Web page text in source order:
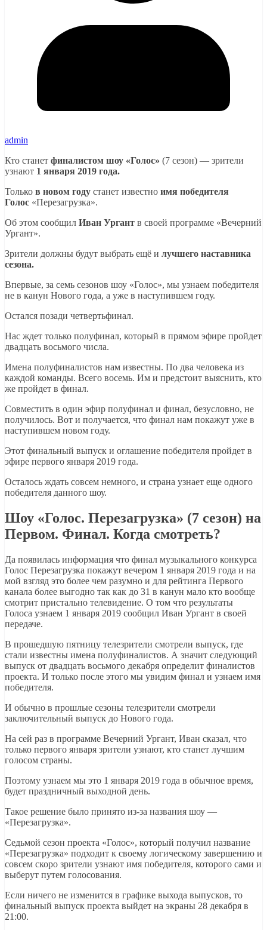
admin
Кто станет финалистом шоу «Голос» (7 сезон) — зрители
узнают 1 января 2019 года.
Только в новом году станет известно имя победителя
Голос «Перезагрузка».
Об этом сообщил Иван Ургант в своей программе «Вечерний
Ургант».
Зрители должны будут выбрать ещё и лучшего наставника
сезона.
Впервые, за семь сезонов шоу «Голос», мы узнаем победителя
не в канун Нового года, а уже в наступившем году.
Остался позади четвертьфинал.
Нас ждет только полуфинал, который в прямом эфире пройдет
двадцать восьмого числа.
Имена полуфиналистов нам известны. По два человека из
каждой команды. Всего восемь. Им и предстоит выяснить, кто
же пройдет в финал.
Совместить в один эфир полуфинал и финал, безусловно, не
получилось. Вот и получается, что финал нам покажут уже в
наступившем новом году.
Этот финальный выпуск и оглашение победителя пройдет в
эфире первого января 2019 года.
Осталось ждать совсем немного, и страна узнает еще одного
победителя данного шоу.
Шоу «Голос. Перезагрузка» (7 сезон) на
Первом. Финал. Когда смотреть?
Да появилась информация что финал музыкального конкурса
Голос Перезагрузка покажут вечером 1 января 2019 года и на
мой взгляд это более чем разумно и для рейтинга Первого
канала более выгодно так как до 31 в канун мало кто вообще
смотрит пристально телевидение. О том что результаты
Голоса узнаем 1 января 2019 сообщил Иван Ургант в своей
передаче.
В прошедшую пятницу телезрители смотрели выпуск, где
стали известны имена полуфиналистов. А значит следующий
выпуск от двадцать восьмого декабря определит финалистов
проекта. И только после этого мы увидим финал и узнаем имя
победителя.
И обычно в прошлые сезоны телезрители смотрели
заключительный выпуск до Нового года.
На сей раз в программе Вечерний Ургант, Иван сказал, что
только первого января зрители узнают, кто станет лучшим
голосом страны.
Поэтому узнаем мы это 1 января 2019 года в обычное время,
будет праздничный выходной день.
Такое решение было принято из-за названия шоу —
«Перезагрузка».
Седьмой сезон проекта «Голос», который получил название
«Перезагрузка» подходит к своему логическому завершению и
совсем скоро зрители узнают имя победителя, которого сами и
выберут путем голосования.
Если ничего не изменится в графике выхода выпусков, то
финальный выпуск проекта выйдет на экраны 28 декабря в
21:00.